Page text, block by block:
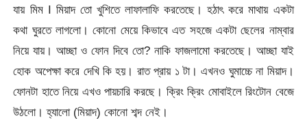
যায় মিম I মিয়াদ তো খুশিতে লাফালাফি করতেছে। হঠাৎ করে মাথায় একটা
কথা ঘুরতে লাগলো। কোনো মেয়ে কিভাবে এত সহজে একটা ছেলের নাম্বার
নিয়ে যায়। আচ্ছা ও ফোন দিবে তো? নাকি ফাজলামো করতেছে। আচ্ছা যাই
হোক অপেক্ষা করে দেখি কি হয়। রাত প্রায় ১ টা। এখনও ঘুমাচ্চে না মিয়াদ।
ফোনটা হাতে নিয়ে এখও পায়চারি করছে। ক্রিং ক্রিং মোবাইলে রিংটোন বেজে
উঠলো। হ্যালো (মিয়াদ) কোনো শব্দ নেই।